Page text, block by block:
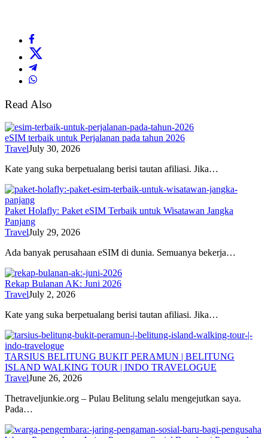
Read Also
eSIM terbaik untuk Perjalanan pada tahun 2026
TravelJuly 30, 2026
Kate yang suka berpetualang berisi tautan afiliasi. Jika…
Paket Holafly: Paket eSIM Terbaik untuk Wisatawan Jangka
Panjang
TravelJuly 29, 2026
Ada banyak perusahaan eSIM di dunia. Semuanya bekerja…
Rekap Bulanan AK: Juni 2026
TravelJuly 2, 2026
Kate yang suka berpetualang berisi tautan afiliasi. Jika…
TARSIUS BELITUNG BUKIT PERAMUN | BELITUNG
ISLAND WALKING TOUR | INDO TRAVELOGUE
TravelJune 26, 2026
Thetraveljunkie.org – Pulau Belitung selalu mengejutkan saya.
Pada…